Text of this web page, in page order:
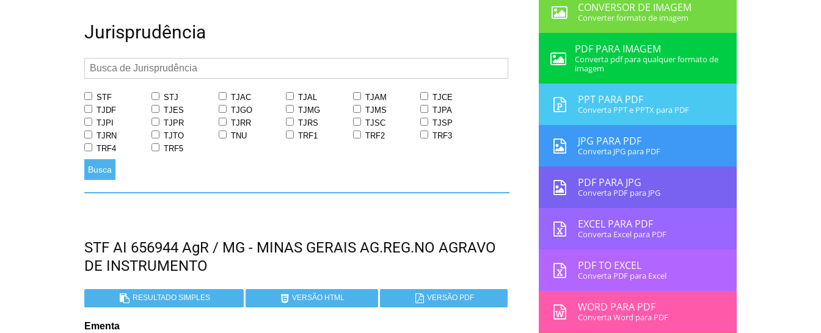
Jurisprudência
STF STJ TJAC TJAL TJAM
TJCE
TJDF
TJES TJGO TJMG TJMS
TJPA
TJPI
TJPR TJRR TJRS TJSC
TJSP
TJRN
TJTO TNU TRF1 TRF2
TRF3
TRF4
TRF5
Busca
STF AI 656944 AgR / MG - MINAS GERAIS AG.REG.NO AGRAVO
DE INSTRUMENTO
RESULTADO SIMPLES VERSÃO HTML VERSÃO PDF
Ementa
CONVERSOR DE IMAGEM
Converter formato de imagem
PDF PARA IMAGEM
Converta pdf para qualquer formato de
imagem
PPT PARA PDF
Converta PPT e PPTX para PDF
JPG PARA PDF
Converta JPG para PDF
PDF PARA JPG
Converta PDF para JPG
EXCEL PARA PDF
Converta Excel para PDF
PDF TO EXCEL
Converta PDF para Excel
WORD PARA PDF
Converta Word para PDF